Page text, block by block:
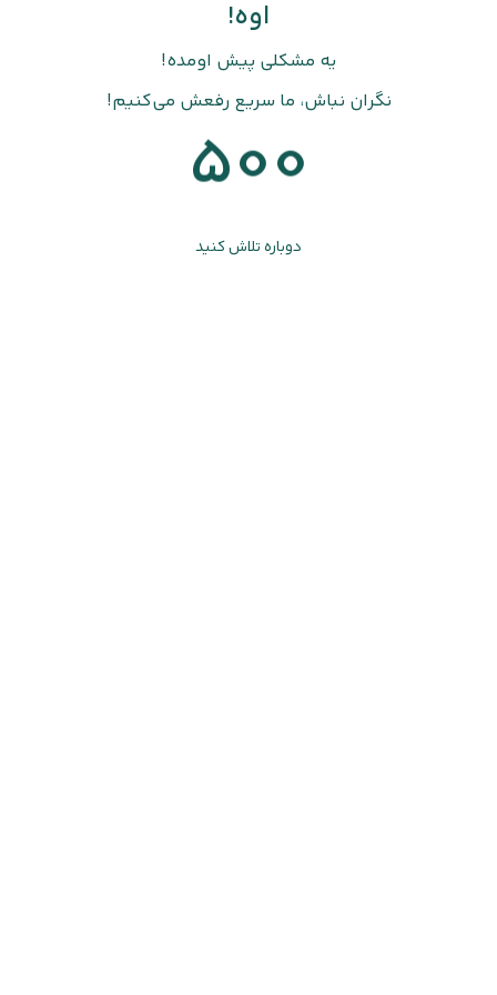
اوه!
یه مشکلی پیش اومده!
نگران نباش، ما سریع رفعش می‌کنیم!
500
دوباره تلاش کنید